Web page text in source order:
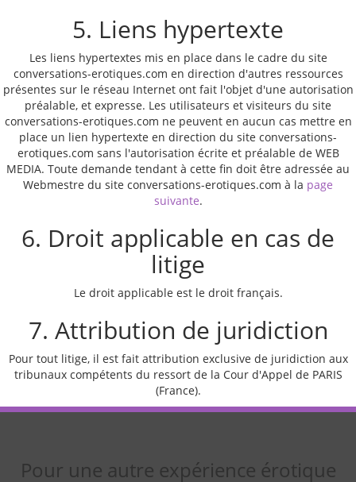
5. Liens hypertexte
Les liens hypertextes mis en place dans le cadre du site
conversations-erotiques.com en direction d'autres ressources
présentes sur le réseau Internet ont fait l'objet d'une autorisation
préalable, et expresse. Les utilisateurs et visiteurs du site
conversations-erotiques.com ne peuvent en aucun cas mettre en
place un lien hypertexte en direction du site conversations-
erotiques.com sans l'autorisation écrite et préalable de WEB
MEDIA. Toute demande tendant à cette fin doit être adressée au
Webmestre du site conversations-erotiques.com à la page
suivante.
6. Droit applicable en cas de
litige
Le droit applicable est le droit français.
7. Attribution de juridiction
Pour tout litige, il est fait attribution exclusive de juridiction aux
tribunaux compétents du ressort de la Cour d'Appel de PARIS
(France).
Pour une autre expérience érotique